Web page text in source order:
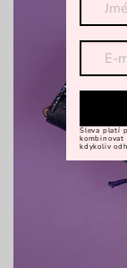
Sleva platí
kombinovat
kdykoliv